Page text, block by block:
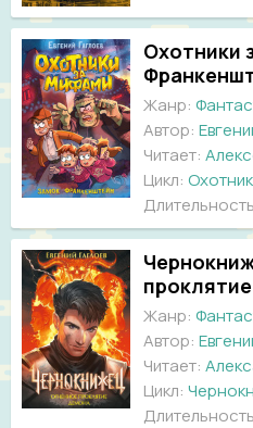
Охотники
Жанр:
Автор:
Читает:
Цикл:
Жанр:
Автор:
Читает:
Цикл: